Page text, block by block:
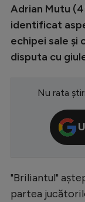
Adrian Mutu
identificat
echipei sale și
disputa cu
Nu rata
"Briliantul"
partea